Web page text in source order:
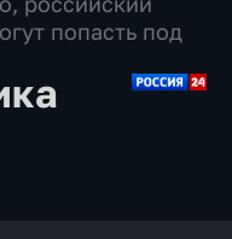
попасть под